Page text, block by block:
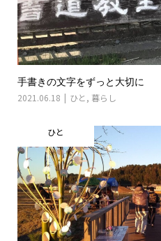
手書きの文字をずっと大切に
2021.06.18 ひと , 暮らし
ひと